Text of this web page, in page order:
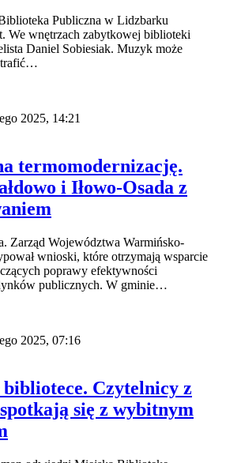
Publiczna w Lidzbarku
We wnętrzach zabytkowej biblioteki
Daniel Sobiesiak. Muzyk może
trafić…
2025, 14:21
termomodernizację.
i Iłowo-Osada z
Zarząd Województwa Warmińsko-
wnioski, które otrzymają wsparcie
poprawy efektywności
publicznych. W gminie…
2025, 07:16
Czytelnicy z
się z wybitnym